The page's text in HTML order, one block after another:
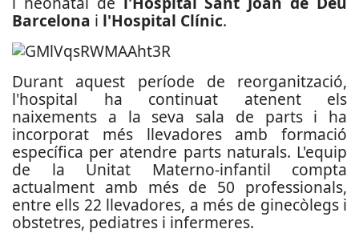
Barcelona i l'Hospital Clínic.
Durant aquest període de reorganització,
l'hospital ha continuat atenent els
naixements a la seva sala de parts i ha
incorporat més llevadores amb formació
específica per atendre parts naturals. L'equip
de la Unitat Materno-infantil compta
actualment amb més de 50 professionals,
entre ells 22 llevadores, a més de ginecòlegs i
obstetres, pediatres i infermeres.